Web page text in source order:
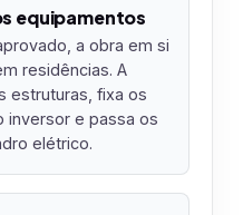
equipamentos
a obra em si
residências. A
estruturas, fixa os
inversor e passa os
elétrico.